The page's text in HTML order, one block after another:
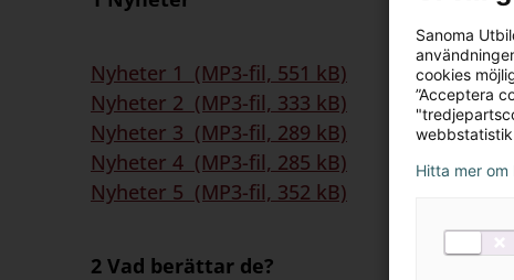
Nyheter 1 (MP3-fil, 551 kB)
Nyheter 2 (MP3-fil, 333 kB)
Nyheter 3 (MP3-fil, 289 kB)
Nyheter 4 (MP3-fil, 285 kB)
Nyheter 5 (MP3-fil, 352 kB)
2 Vad berättar de?
Sanoma
cookies
”Acceptera
Hitta mer